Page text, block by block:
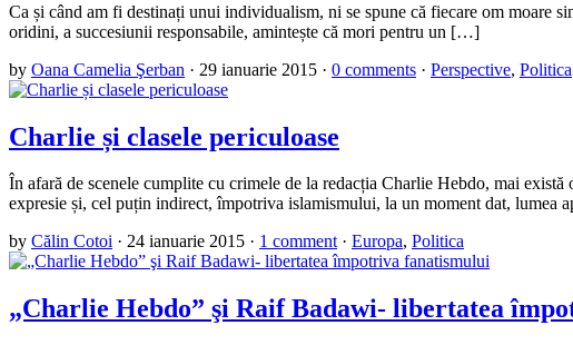
Ca și când am fi destinați unui individualism, ni se spune că fiecare om moare
oridini, a succesiunii responsabile, amintește că mori pentru un […]
by Oana Camelia Şerban · 29 ianuarie 2015 · 0 comments · Perspective, Politica
Charlie și clasele periculoase
În afară de scenele cumplite cu crimele de la redacția Charlie Hebdo, mai
expresie și, cel puțin indirect, împotriva islamismului, la un moment dat,
by Călin Cotoi · 24 ianuarie 2015 · 1 comment · Europa, Politica
„Charlie Hebdo” şi Raif Badawi- libertatea